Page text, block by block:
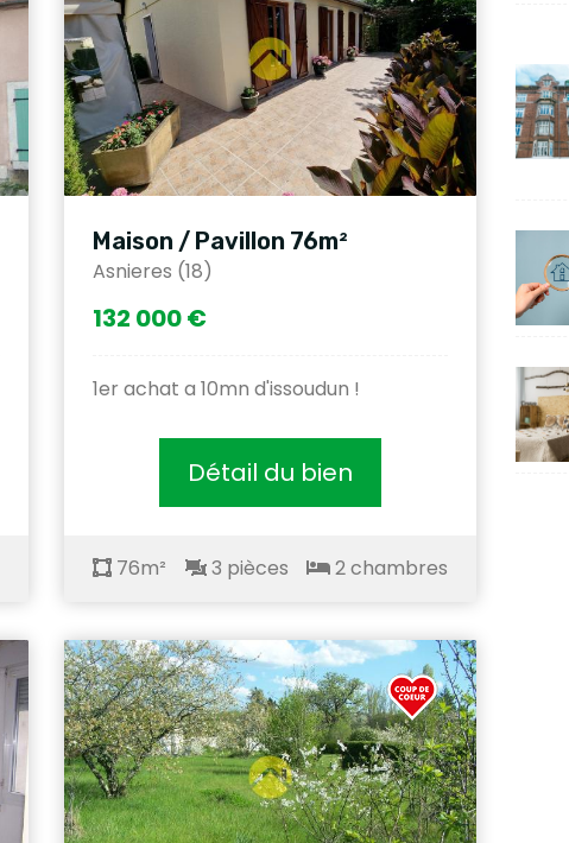
Maison / Pavillon 76m²
Asnieres (18)
132 000 €
1er achat a 10mn d'issoudun !
Détail du bien
76m² 3 pièces 2 chambres